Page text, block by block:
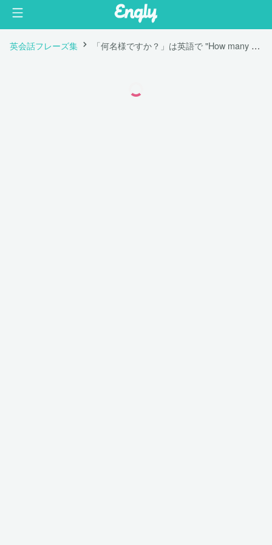
英会話フレーズ集 「何名様ですか？」は英語で "How many are you?"